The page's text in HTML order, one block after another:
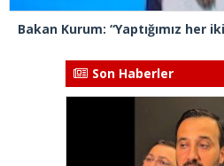
Son Haberler